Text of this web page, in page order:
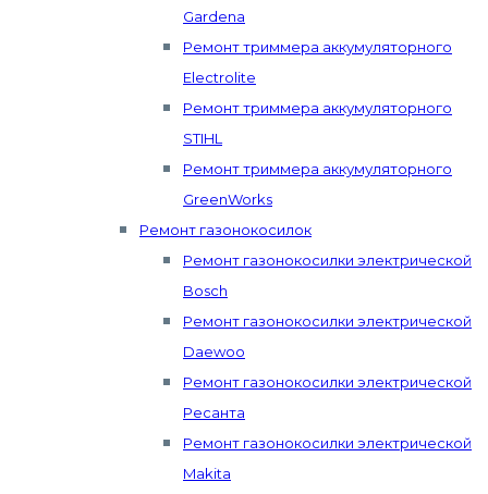
Gardena
Ремонт триммера аккумуляторного
Electrolite
Ремонт триммера аккумуляторного
STIHL
Ремонт триммера аккумуляторного
GreenWorks
Ремонт газонокосилок
Ремонт газонокосилки электрической
Bosch
Ремонт газонокосилки электрической
Daewoo
Ремонт газонокосилки электрической
Ресанта
Ремонт газонокосилки электрической
Makita